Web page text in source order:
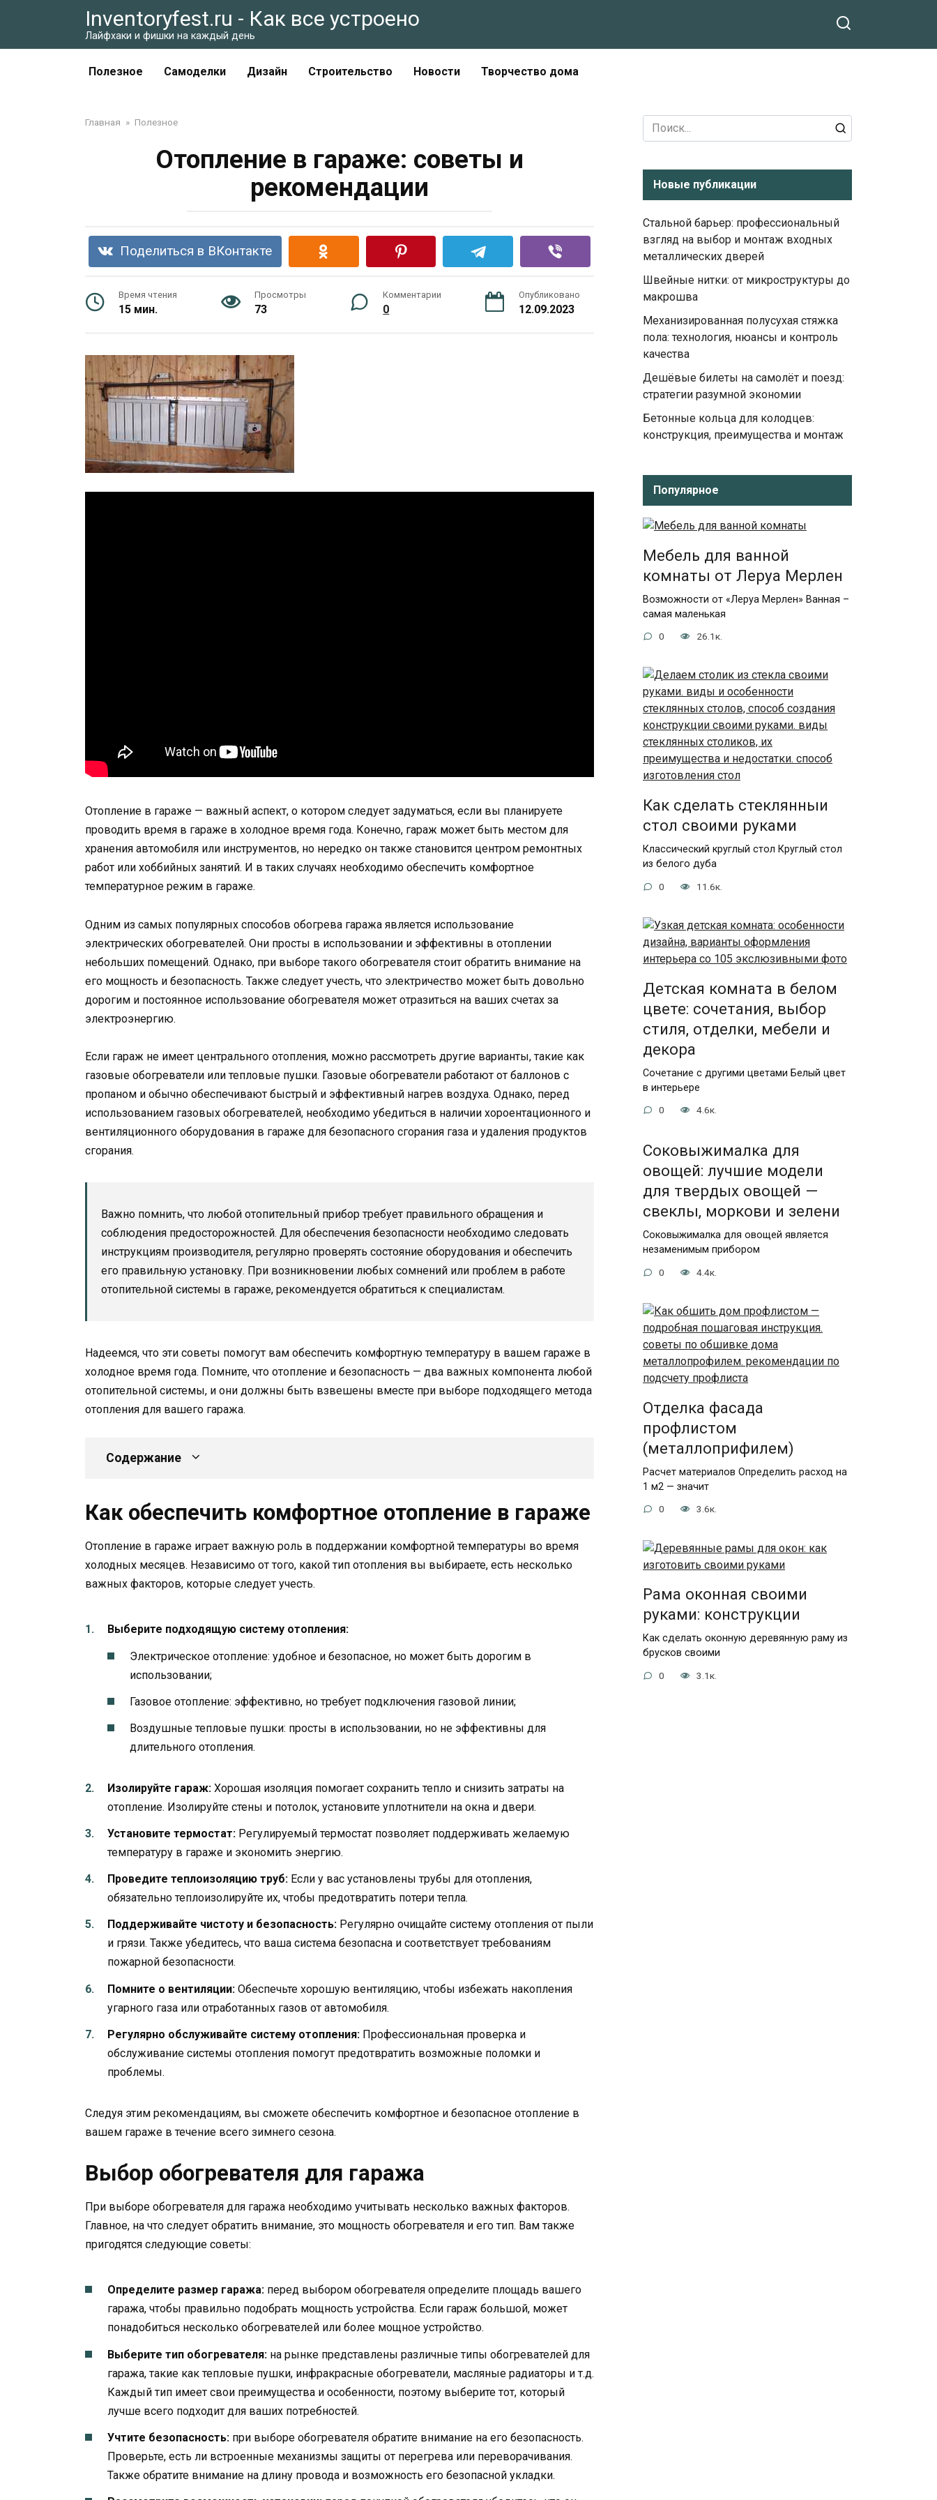
Inventoryfest.ru - Как все устроено
Лайфхаки и фишки на каждый день
Полезное Самоделки Дизайн Строительство Новости Творчество дома
Главная » Полезное
Отопление в гараже: советы и
рекомендации
Поделиться в ВКонтакте
Время чтения
15 мин.
Просмотры
73
Комментарии
0
Опубликовано
12.09.2023
Отопление в гараже — важный аспект, о котором следует задуматься, если вы планируете
проводить время в гараже в холодное время года. Конечно, гараж может быть местом для
хранения автомобиля или инструментов, но нередко он также становится центром ремонтных
работ или хоббийных занятий. И в таких случаях необходимо обеспечить комфортное
температурное режим в гараже.
Одним из самых популярных способов обогрева гаража является использование
электрических обогревателей. Они просты в использовании и эффективны в отоплении
небольших помещений. Однако, при выборе такого обогревателя стоит обратить внимание на
его мощность и безопасность. Также следует учесть, что электричество может быть довольно
дорогим и постоянное использование обогревателя может отразиться на ваших счетах за
электроэнергию.
Если гараж не имеет центрального отопления, можно рассмотреть другие варианты, такие как
газовые обогреватели или тепловые пушки. Газовые обогреватели работают от баллонов с
пропаном и обычно обеспечивают быстрый и эффективный нагрев воздуха. Однако, перед
использованием газовых обогревателей, необходимо убедиться в наличии хороентационного и
вентиляционного оборудования в гараже для безопасного сгорания газа и удаления продуктов
сгорания.
Важно помнить, что любой отопительный прибор требует правильного обращения и
соблюдения предосторожностей. Для обеспечения безопасности необходимо следовать
инструкциям производителя, регулярно проверять состояние оборудования и обеспечить
его правильную установку. При возникновении любых сомнений или проблем в работе
отопительной системы в гараже, рекомендуется обратиться к специалистам.
Надеемся, что эти советы помогут вам обеспечить комфортную температуру в вашем гараже в
холодное время года. Помните, что отопление и безопасность — два важных компонента любой
отопительной системы, и они должны быть взвешены вместе при выборе подходящего метода
отопления для вашего гаража.
Содержание
Как обеспечить комфортное отопление в гараже
Отопление в гараже играет важную роль в поддержании комфортной температуры во время
холодных месяцев. Независимо от того, какой тип отопления вы выбираете, есть несколько
важных факторов, которые следует учесть.
Выберите подходящую систему отопления:
Электрическое отопление: удобное и безопасное, но может быть дорогим в
использовании;
Газовое отопление: эффективно, но требует подключения газовой линии;
Воздушные тепловые пушки: просты в использовании, но не эффективны для
длительного отопления.
Изолируйте гараж: Хорошая изоляция помогает сохранить тепло и снизить затраты на
отопление. Изолируйте стены и потолок, установите уплотнители на окна и двери.
Установите термостат: Регулируемый термостат позволяет поддерживать желаемую
температуру в гараже и экономить энергию.
Проведите теплоизоляцию труб: Если у вас установлены трубы для отопления,
обязательно теплоизолируйте их, чтобы предотвратить потери тепла.
Поддерживайте чистоту и безопасность: Регулярно очищайте систему отопления от пыли
и грязи. Также убедитесь, что ваша система безопасна и соответствует требованиям
пожарной безопасности.
Помните о вентиляции: Обеспечьте хорошую вентиляцию, чтобы избежать накопления
угарного газа или отработанных газов от автомобиля.
Регулярно обслуживайте систему отопления: Профессиональная проверка и
обслуживание системы отопления помогут предотвратить возможные поломки и
проблемы.
Следуя этим рекомендациям, вы сможете обеспечить комфортное и безопасное отопление в
вашем гараже в течение всего зимнего сезона.
Выбор обогревателя для гаража
При выборе обогревателя для гаража необходимо учитывать несколько важных факторов.
Главное, на что следует обратить внимание, это мощность обогревателя и его тип. Вам также
пригодятся следующие советы:
Определите размер гаража: перед выбором обогревателя определите площадь вашего
гаража, чтобы правильно подобрать мощность устройства. Если гараж большой, может
понадобиться несколько обогревателей или более мощное устройство.
Выберите тип обогревателя: на рынке представлены различные типы обогревателей для
гаража, такие как тепловые пушки, инфракрасные обогреватели, масляные радиаторы и т.д.
Каждый тип имеет свои преимущества и особенности, поэтому выберите тот, который
лучше всего подходит для ваших потребностей.
Учтите безопасность: при выборе обогревателя обратите внимание на его безопасность.
Проверьте, есть ли встроенные механизмы защиты от перегрева или переворачивания.
Также обратите внимание на длину провода и возможность его безопасной укладки.
Search
for:
Новые публикации
Стальной барьер: профессиональный
взгляд на выбор и монтаж входных
металлических дверей
Швейные нитки: от микроструктуры до
макрошва
Механизированная полусухая стяжка
пола: технология, нюансы и контроль
качества
Дешёвые билеты на самолёт и поезд:
стратегии разумной экономии
Бетонные кольца для колодцев:
конструкция, преимущества и монтаж
Популярное
Мебель для ванной
комнаты от Леруа Мерлен
Возможности от «Леруа Мерлен» Ванная –
самая маленькая
0 26.1к.
Как сделать стеклянныи
стол своими руками
Классический круглый стол Круглый стол
из белого дуба
0 11.6к.
Детская комната в белом
цвете: сочетания, выбор
стиля, отделки, мебели и
декора
Сочетание с другими цветами Белый цвет
в интерьере
0 4.6к.
Соковыжималка для
овощей: лучшие модели
для твердых овощей —
свеклы, моркови и зелени
Соковыжималка для овощей является
незаменимым прибором
0 4.4к.
Отделка фасада
профлистом
(металлоприфилем)
Расчет материалов Определить расход на
1 м2 — значит
0 3.6к.
Рама оконная своими
руками: конструкции
Как сделать оконную деревянную раму из
брусков своими
0 3.1к.